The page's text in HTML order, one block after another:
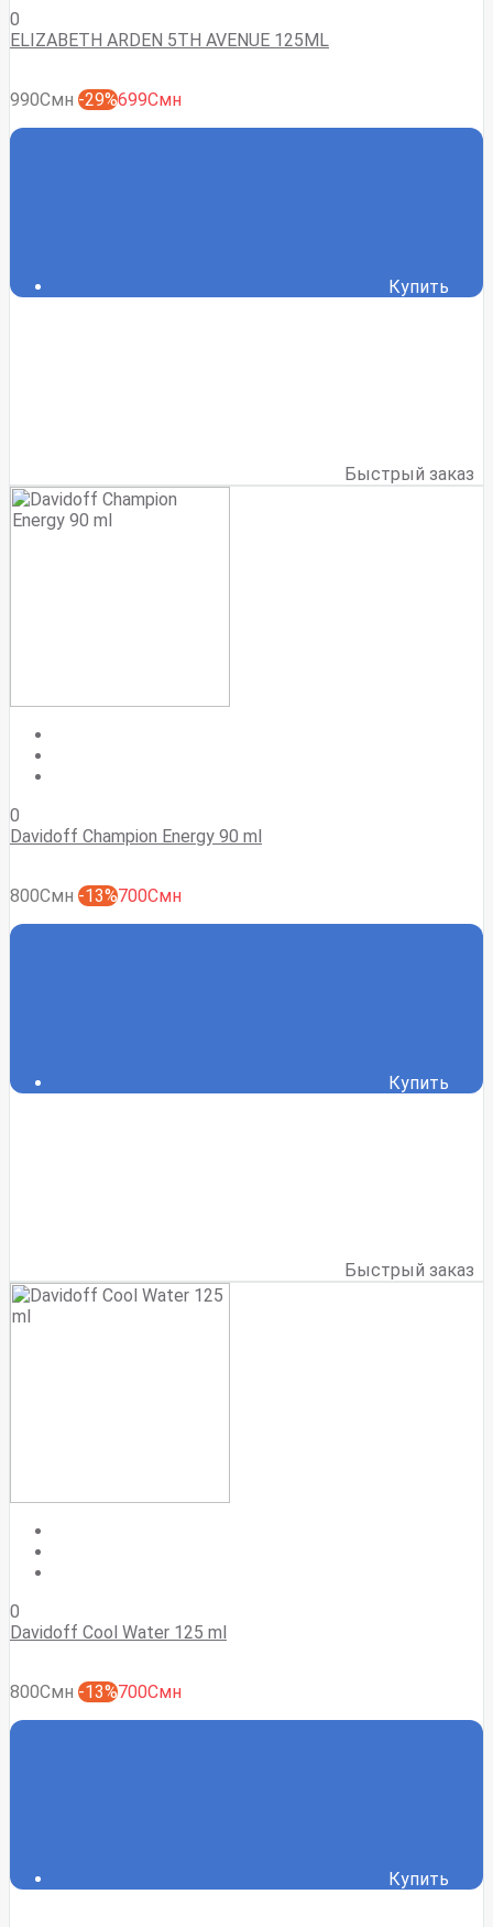
0
ELIZABETH ARDEN 5TH AVENUE 125ML
990Смн -29%699Смн
Купить
Быстрый заказ
0
Davidoff Champion Energy 90 ml
800Смн -13%700Смн
Купить
Быстрый заказ
0
Davidoff Cool Water 125 ml
800Смн -13%700Смн
Купить